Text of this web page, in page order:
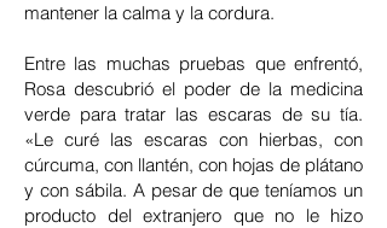
mantener la calma y la cordura.
Entre las muchas pruebas que enfrentó,
Rosa descubrió el poder de la medicina
verde para tratar las escaras de su tía.
«Le curé las escaras con hierbas, con
cúrcuma, con llantén, con hojas de plátano
y con sábila. A pesar de que teníamos un
producto del extranjero que no le hizo